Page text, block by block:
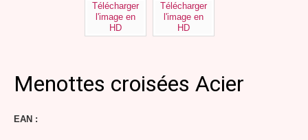
Télécharger
l'image en
HD
Télécharger
l'image en
HD
Menottes croisées Acier
EAN :